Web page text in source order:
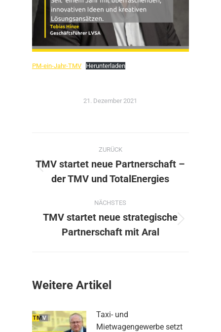
PM-ein-Jahr-TMV Herunterladen
21. Dezember 2021
Kommentarnavigation
ZURÜCK
Beitrag:
TMV startet neue Partnerschaft –
der TMV und TotalEnergies
NÄCHSTES
Beitrag:
TMV startet neue strategische
Partnerschaft mit Aral
Weitere Artikel
Taxi- und
Mietwagengewerbe setzt